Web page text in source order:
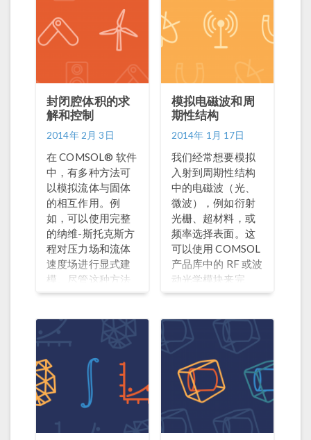
封闭腔体积的求
解和控制
2014年 2月 3日
在 COMSOL® 软件
中，有多种方法可
以模拟流体与固体
的相互作用。例
如，可以使用完整
的纳维-斯托克斯方
程对压力场和流体
速度场进行显式建
模。尽管这种方法
非常准确，但对于
来说，它的计算成
本比实际需要的要
高得多。今天这篇
文章，我们将介绍
一种模拟包含不可
压缩流体的封闭腔
流体的动量和能量
模拟电磁波和周
期性结构
2014年 1月 17日
我们经常想要模拟
入射到周期性结构
中的电磁波（光、
微波），例如衍射
光栅、超材料，或
频率选择表面。这
可以使用 COMSOL
产品库中的 RF 或波
动光学模块来完
成。两个模块都提
性边界条件和周期
性端口，并将反射
和透射衍射级作为
入射角和波长的函
数进行计算。本博
客将介绍这类分析
背后的概念，并将
介绍这类问题的设